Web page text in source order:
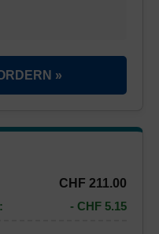
»
CHF 211.00
- CHF 5.15